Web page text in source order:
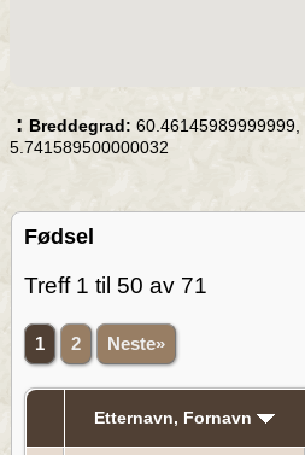
: Breddegrad: 60.46145989999999,
5.741589500000032
Fødsel
Treff 1 til 50 av 71
1 2 Neste»
Etternavn, Fornavn